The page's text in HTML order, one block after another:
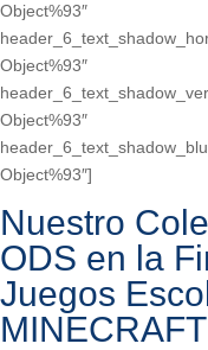
Object%93″
Object%93″
Object%93″
Object%93″]
Nuestro
ODS en la
Juegos